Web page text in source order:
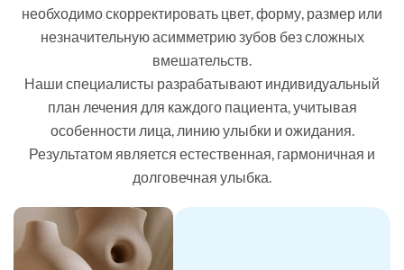
необходимо скорректировать цвет, форму, размер или
незначительную асимметрию зубов без сложных
вмешательств.
Наши специалисты разрабатывают индивидуальный
план лечения для каждого пациента, учитывая
особенности лица, линию улыбки и ожидания.
Результатом является естественная, гармоничная и
долговечная улыбка.